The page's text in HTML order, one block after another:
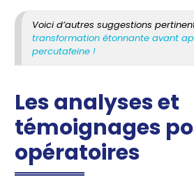
Voici d’autres suggestions
transformation étonnante avant
percutafeine !
Les analyses et
témoignages
opératoires